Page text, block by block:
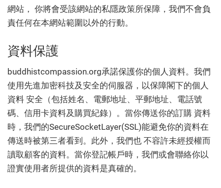
網站， 你將會受該網站的私隱政策所保障，我們不會負
責任何在本網站範圍以外的行動。
資料保護
buddhistcompassion.org承諾保護你的個人資料。我們
使用先進加密科技及安全的伺服器，以保障閣下的個人
資料 安全（包括姓名、電郵地址、平郵地址、電話號
碼、信用卡資料及購買紀錄）。當你傳送你的訂購 資料
時，我們的SecureSocketLayer(SSL)能避免你的資料在
傳送時被第三者看到。此外，我們也 不容許未經授權而
讀取顧客的資料。當你登記帳戶時，我們或會聯絡你以
證實使用者所提供的資料是真確的。